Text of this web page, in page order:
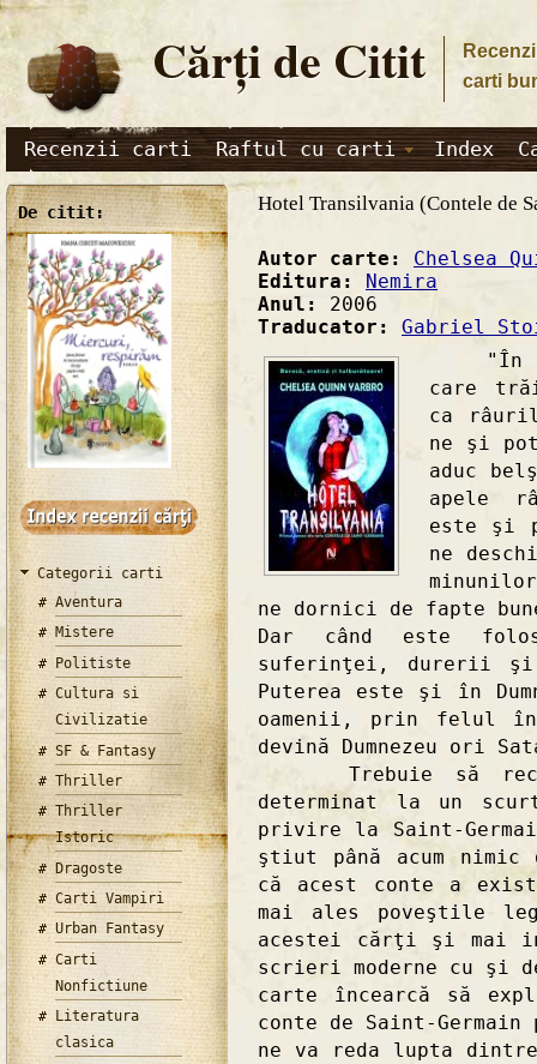
Cărţi de Citit
carti
Recenzii carti Raftul cu carti Index
De citit:
Categorii carti
Aventura
Mistere
Politiste
Cultura si
Civilizatie
SF & Fantasy
Thriller
Thriller
Istoric
Dragoste
Carti Vampiri
Urban Fantasy
Carti
Nonfictiune
Literatura
clasica
Hotel Transilvania (Contele de
Autor carte: Chelsea
Editura: Nemira
Anul: 2006
Traducator: Gabriel
"În
care
ca
ne şi
aduc
apele
este şi
ne
ne dornici de fapte
Dar când este
suferinţei, durerii şi
Puterea este şi în
oamenii, prin felul
devină Dumnezeu ori
Trebuie să
determinat la un
privire la Saint-
ştiut până acum nimic
că acest conte a
mai ales poveştile
acestei cărţi şi mai
scrieri moderne cu şi
carte încearcă să
conte de Saint-
ne va reda lupta